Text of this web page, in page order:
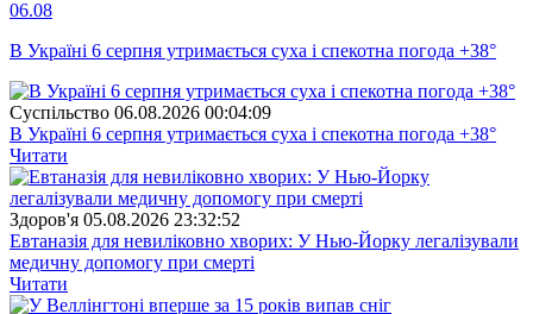
06.08
В Україні 6 серпня утримається суха і спекотна погода +38°
Суспiльство 06.08.2026 00:04:09
В Україні 6 серпня утримається суха і спекотна погода +38°
Читати
Здоров'я 05.08.2026 23:32:52
Евтаназія для невиліковно хворих: У Нью-Йорку легалізували
медичну допомогу при смерті
Читати